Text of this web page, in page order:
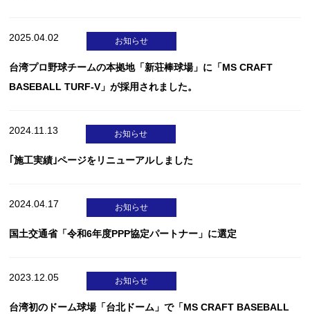
2025.04.02 お知らせ
台湾プロ野球チームの本拠地「新荘棒球場」に「MS CRAFT
BASEBALL TURF-V」が採用されました。
2024.11.13 お知らせ
｢施工実績｣ページをリニューアルしました
2024.04.17 お知らせ
国土交通省「令和6年度PPP協定パートナー」に選定
2023.12.05 お知らせ
台湾初のドーム球場「台北ドーム」で「MS CRAFT BASEBALL